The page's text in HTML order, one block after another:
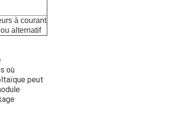
à courant
alternatif
où
peut